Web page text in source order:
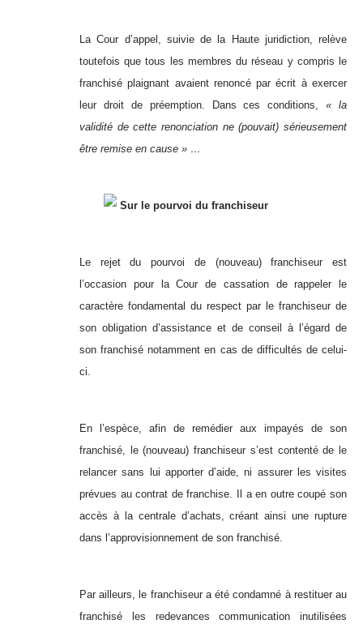
La Cour d’appel, suivie de la Haute juridiction, relève
toutefois que tous les membres du réseau y compris le
franchisé plaignant avaient renoncé par écrit à exercer
leur droit de préemption. Dans ces conditions,« la
validité de cette renonciation ne (pouvait) sérieusement
être remise en cause » …
Sur le pourvoi du franchiseur
Le rejet du pourvoi de (nouveau) franchiseur est
l’occasion pour la Cour de cassation de rappeler le
caractère fondamental du respect par le franchiseur de
son obligation d’assistance et de conseil à l’égard de
son franchisé notamment en cas de difficultés de celui-
ci.
En l’espèce, afin de remédier aux impayés de son
franchisé, le (nouveau) franchiseur s’est contenté de le
relancer sans lui apporter d’aide, ni assurer les visites
prévues au contrat de franchise. Il a en outre coupé son
accès à la centrale d’achats, créant ainsi une rupture
dans l’approvisionnement de son franchisé.
Par ailleurs, le franchiseur a été condamné à restituer au
franchisé les redevances communication inutilisées